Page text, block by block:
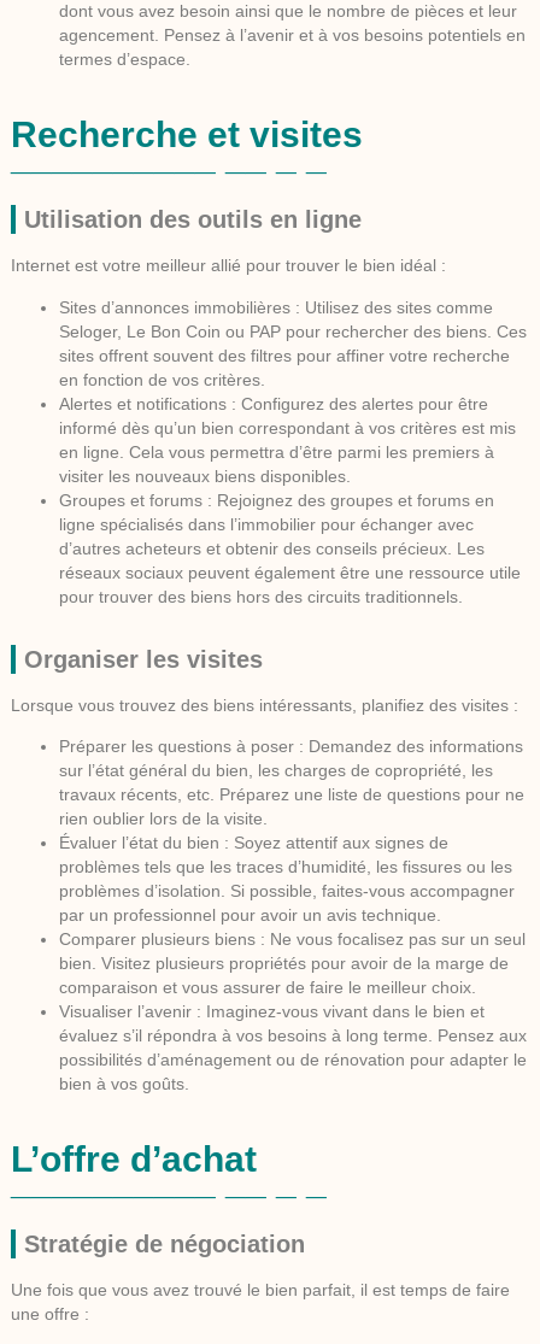
dont vous avez besoin ainsi que le nombre de pièces et leur
agencement. Pensez à l’avenir et à vos besoins potentiels en
termes d’espace.
Recherche et visites
Utilisation des outils en ligne
Internet est votre meilleur allié pour trouver le bien idéal :
Sites d’annonces immobilières : Utilisez des sites comme
Seloger, Le Bon Coin ou PAP pour rechercher des biens. Ces
sites offrent souvent des filtres pour affiner votre recherche
en fonction de vos critères.
Alertes et notifications : Configurez des alertes pour être
informé dès qu’un bien correspondant à vos critères est mis
en ligne. Cela vous permettra d’être parmi les premiers à
visiter les nouveaux biens disponibles.
Groupes et forums : Rejoignez des groupes et forums en
ligne spécialisés dans l’immobilier pour échanger avec
d’autres acheteurs et obtenir des conseils précieux. Les
réseaux sociaux peuvent également être une ressource utile
pour trouver des biens hors des circuits traditionnels.
Organiser les visites
Lorsque vous trouvez des biens intéressants, planifiez des visites :
Préparer les questions à poser : Demandez des informations
sur l’état général du bien, les charges de copropriété, les
travaux récents, etc. Préparez une liste de questions pour ne
rien oublier lors de la visite.
Évaluer l’état du bien : Soyez attentif aux signes de
problèmes tels que les traces d’humidité, les fissures ou les
problèmes d’isolation. Si possible, faites-vous accompagner
par un professionnel pour avoir un avis technique.
Comparer plusieurs biens : Ne vous focalisez pas sur un seul
bien. Visitez plusieurs propriétés pour avoir de la marge de
comparaison et vous assurer de faire le meilleur choix.
Visualiser l’avenir : Imaginez-vous vivant dans le bien et
évaluez s’il répondra à vos besoins à long terme. Pensez aux
possibilités d’aménagement ou de rénovation pour adapter le
bien à vos goûts.
L’offre d’achat
Stratégie de négociation
Une fois que vous avez trouvé le bien parfait, il est temps de faire
une offre :